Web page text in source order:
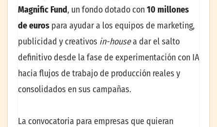
Magnific Fund, un fondo dotado con 10 millones
de euros para ayudar a los equipos de marketing,
publicidad y creativos in-housea dar el salto
definitivo desde la fase de experimentación con IA
hacia flujos de trabajo de producción reales y
consolidados en sus campañas.
La convocatoria para empresas que quieran